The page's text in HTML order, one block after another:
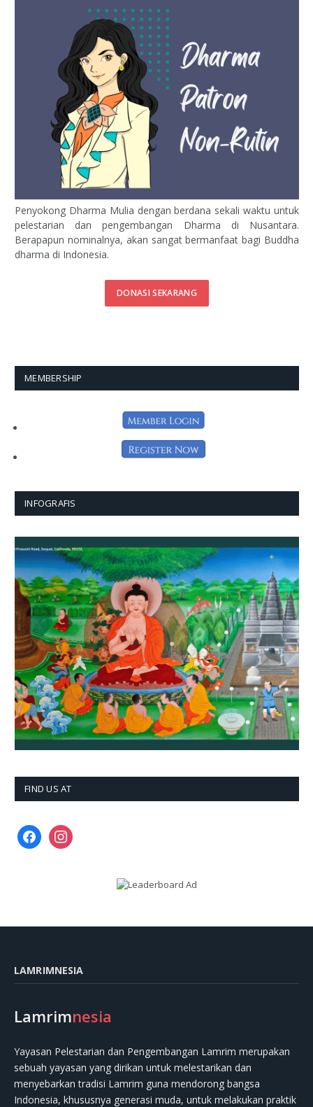
Penyokong Dharma Mulia dengan berdana sekali waktu untuk
pelestarian dan pengembangan Dharma di Nusantara.
Berapapun nominalnya, akan sangat bermanfaat bagi Buddha
dharma di Indonesia.
DONASI SEKARANG
MEMBERSHIP
INFOGRAFIS
FIND US AT
facebookinstagram
LAMRIMNESIA
Lamrimnesia
Yayasan Pelestarian dan Pengembangan Lamrim merupakan
sebuah yayasan yang dirikan untuk melestarikan dan
menyebarkan tradisi Lamrim guna mendorong bangsa
Indonesia, khususnya generasi muda, untuk melakukan praktik